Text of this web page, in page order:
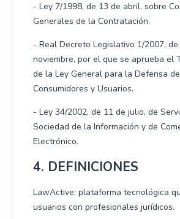
- Ley 7/1998, de 13 de abril, sobre
Generales de la Contratación.
- Real Decreto Legislativo 1/2007,
noviembre, por el que se aprueba el
de la Ley General para la Defensa
Consumidores y Usuarios.
- Ley 34/2002, de 11 de julio, de
Sociedad de la Información y de
Electrónico.
4. DEFINICIONES
LawActive: plataforma tecnológica
usuarios con profesionales jurídicos.